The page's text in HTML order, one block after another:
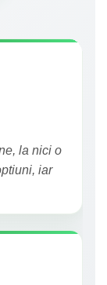
la nici o
iar